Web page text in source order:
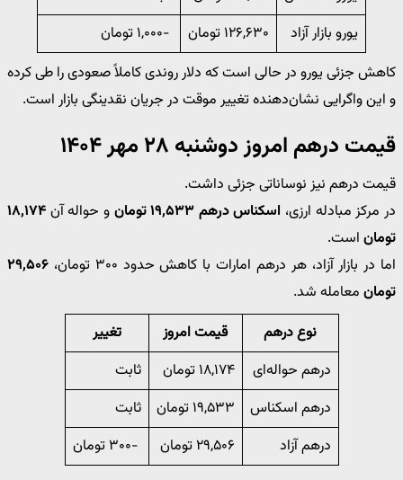
یورو بازار آزاد
۱۲۶,۶۳۰ تومان
-۱,۰۰۰ تومان
کاهش جزئی یورو در حالی است که دلار روندی کاملاً صعودی را طی کرده
و این واگرایی نشان‌دهنده تغییر موقت در جریان نقدینگی بازار است.
قیمت درهم امروز دوشنبه ۲۸ مهر ۱۴۰۴
قیمت درهم نیز نوساناتی جزئی داشت.
در مرکز مبادله ارزی، اسکناس درهم ۱۹,۵۳۳ تومان و حواله آن ۱۸,۱۷۴
تومان است.
اما در بازار آزاد، هر درهم امارات با کاهش حدود ۳۰۰ تومان،
۲۹,۵۰۶
تومان معامله شد.
نوع درهم
قیمت امروز
تغییر
درهم حواله‌ای
۱۸,۱۷۴ تومان
ثابت
درهم اسکناس
۱۹,۵۳۳ تومان
ثابت
درهم آزاد
۲۹,۵۰۶ تومان -۳۰۰ تومان